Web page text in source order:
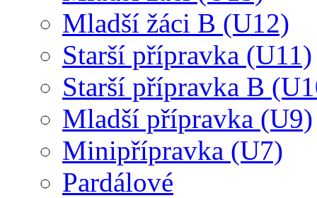
Mladší žáci B (U12)
Starší přípravka (U11)
Starší přípravka B
Mladší přípravka (U9)
Minipřípravka (U7)
Pardálové